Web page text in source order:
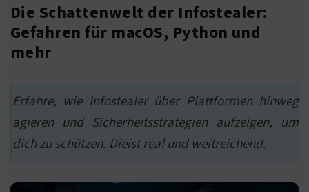
Die Schattenwelt der Infostealer:
Gefahren für macOS, Python und
mehr
Erfahre, wie Infostealer über Plattformen hinweg
agieren und Sicherheitsstrategien aufzeigen, um
dich zu schützen. Dieist real und weitreichend.